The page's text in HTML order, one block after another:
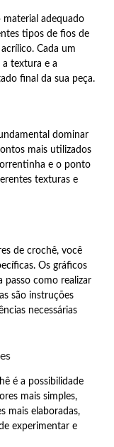
material adequado
tipos de fios de
Cada um
a textura e a
final da sua peça.
dominar
mais utilizados
e o ponto
texturas e
de crochê, você
Os gráficos
passo como realizar
são instruções
necessárias
é a possibilidade
mais simples,
mais elaboradas,
experimentar e